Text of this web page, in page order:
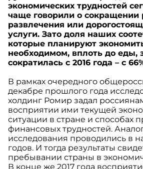
экономических трудностей
чаще говорили о сокращении
развлечения или
услуги. Зато доля наших
которые планируют
необходимом, вплоть до еды,
сократилась с 2016 года – с
В рамках очередного
декабре прошлого года
холдинг Ромир задал
восприятии ими текущей
ситуации в стране и способах
финансовых трудностей.
исследования проводились в
годов. И тогда результаты
пребывании страны в
В конце же 2017 года